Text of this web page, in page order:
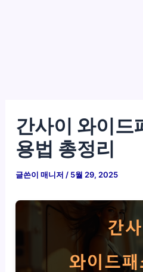
간사이 와이드
용법 총정리
글쓴이매니저 / 5월 29, 2025